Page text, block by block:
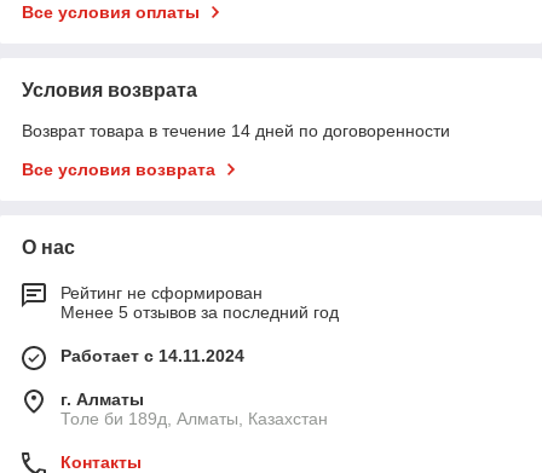
Все условия оплаты
Условия возврата
Возврат товара в течение 14 дней по договоренности
Все условия возврата
О нас
Рейтинг не сформирован
Менее 5 отзывов за последний год
Работает с 14.11.2024
г. Алматы
Толе би 189д, Алматы, Казахстан
Контакты